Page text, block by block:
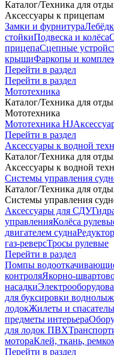
Каталог/Техника для
Аксессуары к прицепам
Замки и фурнитура
стойкиПодвеска и колёса
прицепаСцепные
крышиФаркопы и
Перейти в раздел
Перейти в раздел
Мототехника
Каталог/Техника для
Мототехника
Мототехника HJ
Перейти в раздел
Аксессуары к водной
Каталог/Техника для
Аксессуары к водной
Системы управления
Каталог/Техника для
Системы управления
Аксессуары для СДУ
управленияКолёса
двигателем судна
газ-реверсТросы рулевые
Перейти в раздел
Помпы
контроляЯкорно-
насадки
для буксировки
лодокЖилеты и
предметы интерьера
для лодок ПВХ
мотораКлей, ткань,
Перейти в раздел